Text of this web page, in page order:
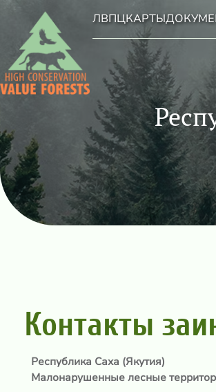
ЛВПЦКАРТЫ
Контакты
Республика Саха (Якутия)
Малонарушенные лесные